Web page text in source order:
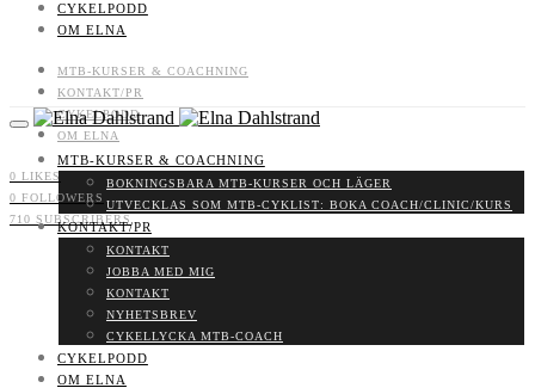
CYKELPODD
OM ELNA
MTB-KURSER & COACHNING
KONTAKT/PR
CYKELPODD
OM ELNA
0 LIKES
0 FOLLOWERS
710 SUBSCRIBERS
MTB-KURSER & COACHNING
BOKNINGSBARA MTB-KURSER OCH LÄGER
UTVECKLAS SOM MTB-CYKLIST: BOKA COACH/CLINIC/KURS
KONTAKT/PR
KONTAKT
JOBBA MED MIG
KONTAKT
NYHETSBREV
CYKELLYCKA MTB-COACH
CYKELPODD
OM ELNA